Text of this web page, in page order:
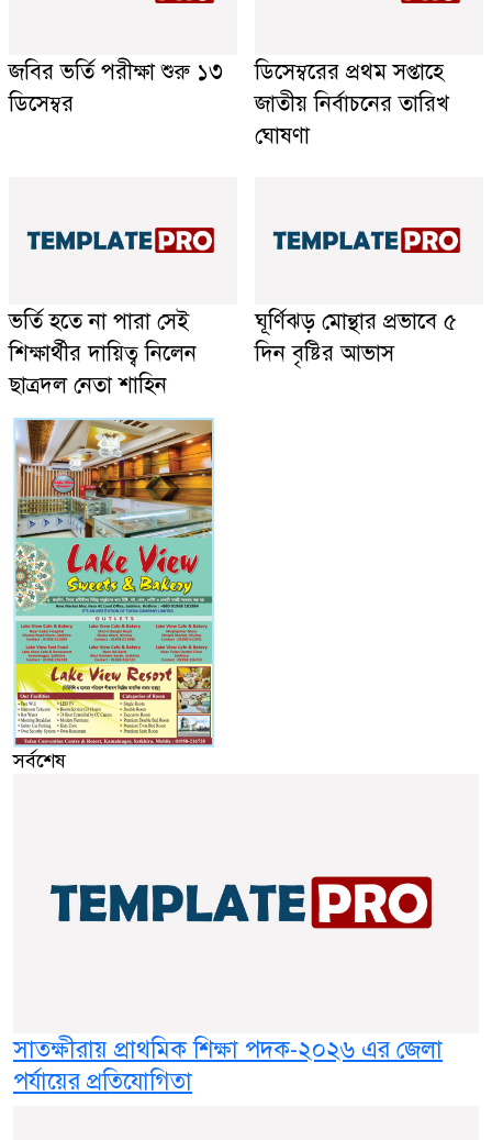
জবির ভর্তি পরীক্ষা শুরু ১৩
ডিসেম্বর
ডিসেম্বরের প্রথম সপ্তাহে
জাতীয় নির্বাচনের তারিখ
ঘোষণা
ভর্তি হতে না পারা সেই
শিক্ষার্থীর দায়িত্ব নিলেন
ছাত্রদল নেতা শাহিন
ঘূর্ণিঝড় মোন্থার প্রভাবে ৫
দিন বৃষ্টির আভাস
সর্বশেষ
সাতক্ষীরায় প্রাথমিক শিক্ষা পদক-২০২৬ এর জেলা
পর্যায়ের প্রতিযোগিতা